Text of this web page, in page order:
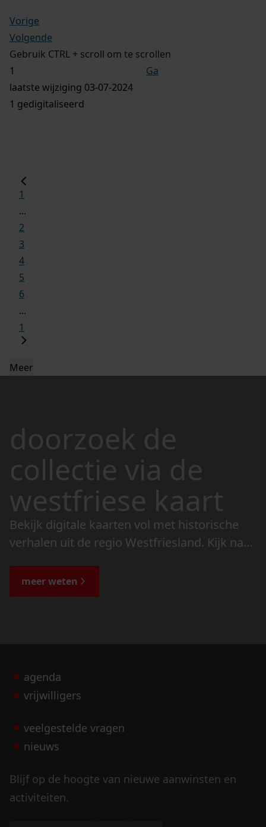
Vorige
Volgende
Gebruik CTRL + scroll om te scrollen
Ga
laatste wijziging 03-07-2024
1 gedigitaliseerd
1
...
2
3
4
5
6
...
1
Meer
doorzoek de
collectie via de
westfriese kaart
Bekijk digitale kaarten vol met historische
verhalen uit de regio Westfriesland. Kijk naar
de bijzondere verhalen.
meer weten
agenda
vrijwilligers
veelgestelde vragen
nieuws
Blijf op de hoogte van nieuwe aanwinsten en
activiteiten.